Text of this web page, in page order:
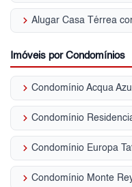
keyboard_arrow_right Alugar Casa Térrea
Imóveis por Condomínios
keyboard_arrow_right Condomínio Acqua
keyboard_arrow_right
keyboard_arrow_right Condomínio Europa
keyboard_arrow_right Condomínio Monte